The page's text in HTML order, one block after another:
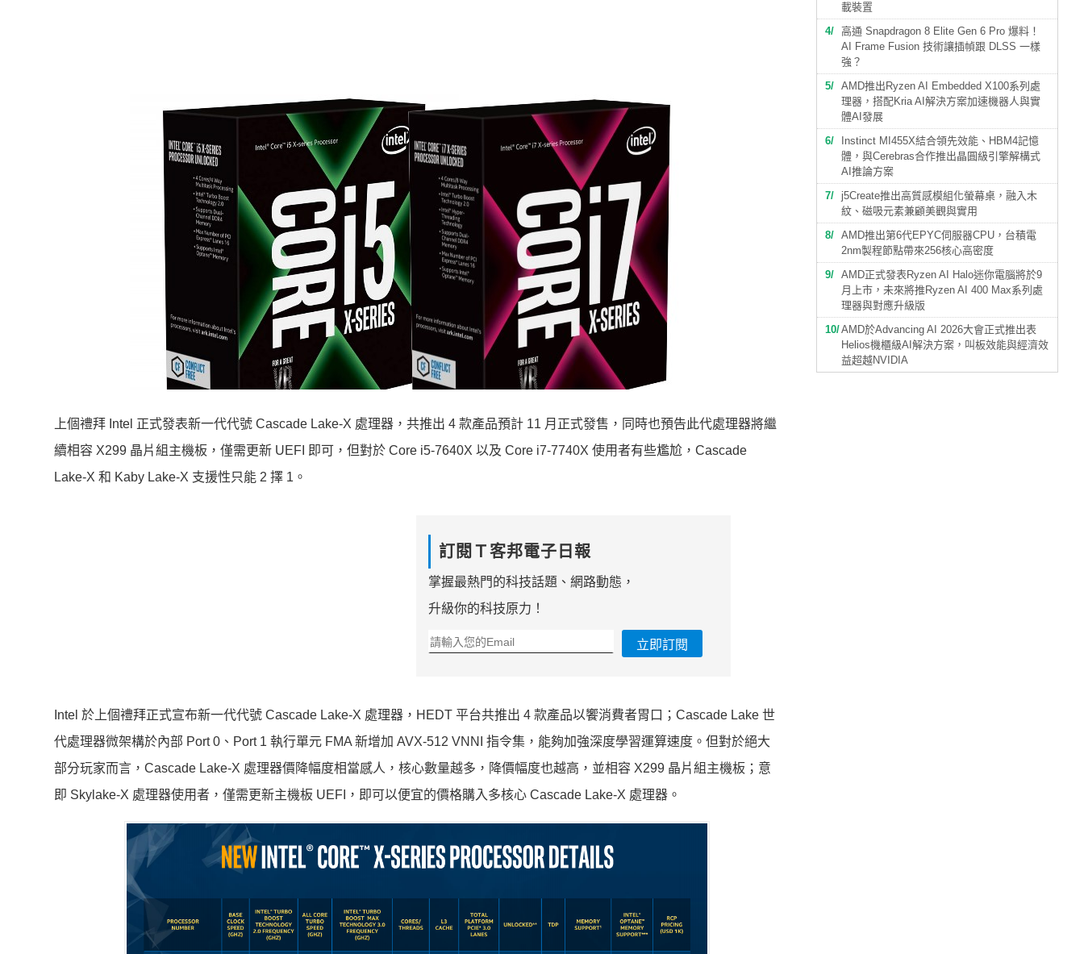
上個禮拜 Intel 正式發表新一代代號 Cascade Lake-X 處理器，共推出 4 款產品預計 11 月正式發售，同時也預告此代處理器將繼
續相容 X299 晶片組主機板，僅需更新 UEFI 即可，但對於 Core i5-7640X 以及 Core i7-7740X 使用者有些尷尬，Cascade
Lake-X 和 Kaby Lake-X 支援性只能 2 擇 1。
訂閱Ｔ客邦電子日報
掌握最熱門的科技話題、網路動態，
升級你的科技原力！
立即訂閱
Intel 於上個禮拜正式宣布新一代代號 Cascade Lake-X 處理器，HEDT 平台共推出 4 款產品以饗消費者胃口；Cascade Lake 世
代處理器微架構於內部 Port 0、Port 1 執行單元 FMA 新增加 AVX-512 VNNI 指令集，能夠加強深度學習運算速度。但對於絕大
部分玩家而言，Cascade Lake-X 處理器價降幅度相當感人，核心數量越多，降價幅度也越高，並相容 X299 晶片組主機板；意
即 Skylake-X 處理器使用者，僅需更新主機板 UEFI，即可以便宜的價格購入多核心 Cascade Lake-X 處理器。
載裝置
4
高通 Snapdragon 8 Elite Gen 6 Pro 爆料！
AI Frame Fusion 技術讓插幀跟 DLSS 一樣
強？
5
AMD推出Ryzen AI Embedded X100系列處
理器，搭配Kria AI解決方案加速機器人與實
體AI發展
6
Instinct MI455X結合領先效能、HBM4記憶
體，與Cerebras合作推出晶圓級引擎解構式
AI推論方案
7
j5Create推出高質感模組化螢幕桌，融入木
紋、磁吸元素兼顧美觀與實用
8
AMD推出第6代EPYC伺服器CPU，台積電
2nm製程節點帶來256核心高密度
9
AMD正式發表Ryzen AI Halo迷你電腦將於9
月上市，未來將推Ryzen AI 400 Max系列處
理器與對應升級版
10 AMD於Advancing AI 2026大會正式推出表
Helios機櫃級AI解決方案，叫板效能與經濟效
益超越NVIDIA